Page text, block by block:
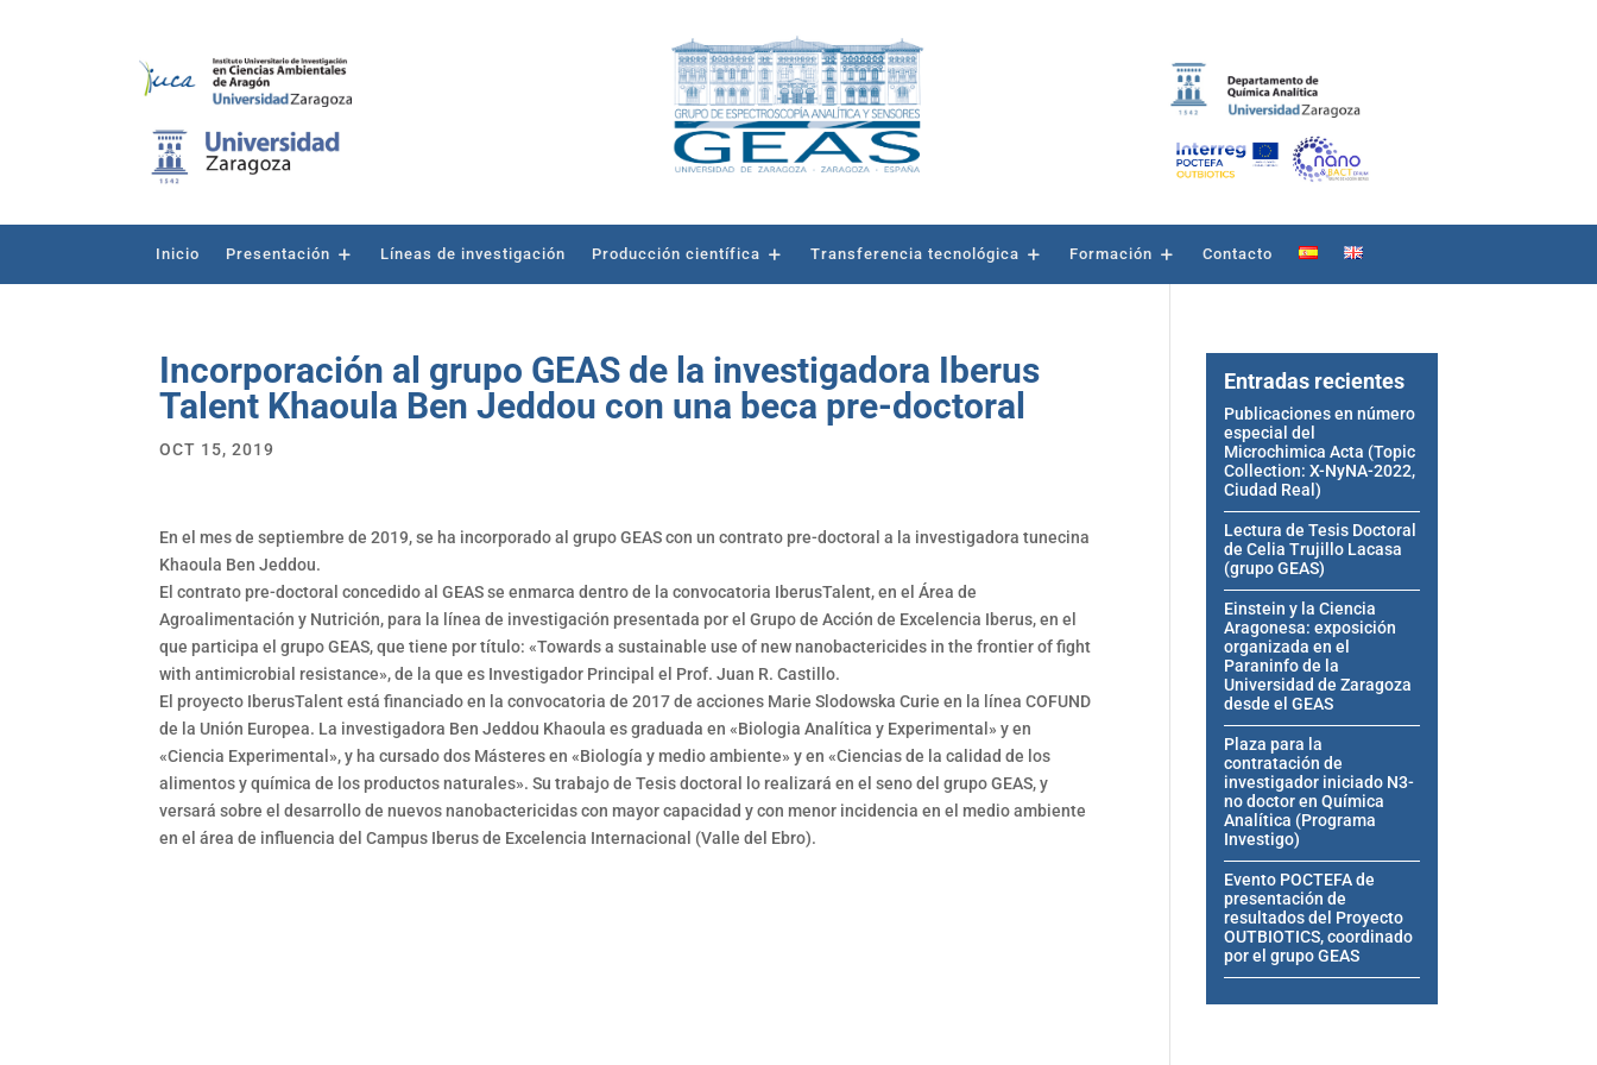
Inicio Presentación Líneas de investigación Producción científica Transferencia tecnológica Formación Contacto
Incorporación al grupo GEAS de la investigadora Iberus
Talent Khaoula Ben Jeddou con una beca pre-doctoral
OCT 15, 2019
En el mes de septiembre de 2019, se ha incorporado al grupo GEAS con un contrato pre-doctoral a la investigadora tunecina
Khaoula Ben Jeddou.
El contrato pre-doctoral concedido al GEAS se enmarca dentro de la convocatoria IberusTalent, en el Área de
Agroalimentación y Nutrición, para la línea de investigación presentada por el Grupo de Acción de Excelencia Iberus, en el
que participa el grupo GEAS, que tiene por título: «Towards a sustainable use of new nanobactericides in the frontier of fight
with antimicrobial resistance», de la que es Investigador Principal el Prof. Juan R. Castillo.
El proyecto IberusTalent está financiado en la convocatoria de 2017 de acciones Marie Slodowska Curie en la línea COFUND
de la Unión Europea. La investigadora Ben Jeddou Khaoula es graduada en «Biologia Analítica y Experimental» y en
«Ciencia Experimental», y ha cursado dos Másteres en «Biología y medio ambiente» y en «Ciencias de la calidad de los
alimentos y química de los productos naturales». Su trabajo de Tesis doctoral lo realizará en el seno del grupo GEAS, y
versará sobre el desarrollo de nuevos nanobactericidas con mayor capacidad y con menor incidencia en el medio ambiente
en el área de influencia del Campus Iberus de Excelencia Internacional (Valle del Ebro).
Entradas recientes
Publicaciones en número
especial del
Microchimica Acta (Topic
Collection: X-NyNA-2022,
Ciudad Real)
Lectura de Tesis Doctoral
de Celia Trujillo Lacasa
(grupo GEAS)
Einstein y la Ciencia
Aragonesa: exposición
organizada en el
Paraninfo de la
Universidad de Zaragoza
desde el GEAS
Plaza para la
contratación de
investigador iniciado N3-
no doctor en Química
Analítica (Programa
Investigo)
Evento POCTEFA de
presentación de
resultados del Proyecto
OUTBIOTICS, coordinado
por el grupo GEAS